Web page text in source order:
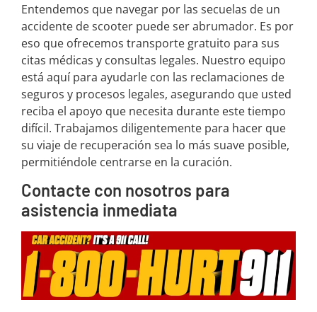
Entendemos que navegar por las secuelas de un
accidente de scooter puede ser abrumador. Es por
eso que ofrecemos transporte gratuito para sus
citas médicas y consultas legales. Nuestro equipo
está aquí para ayudarle con las reclamaciones de
seguros y procesos legales, asegurando que usted
reciba el apoyo que necesita durante este tiempo
difícil. Trabajamos diligentemente para hacer que
su viaje de recuperación sea lo más suave posible,
permitiéndole centrarse en la curación.
Contacte con nosotros para
asistencia inmediata